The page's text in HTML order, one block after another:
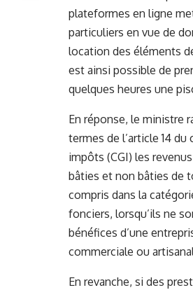
plateformes en ligne
particuliers en vue de
location des éléments
est ainsi possible de
quelques heures une
En réponse, le ministre
termes de l’article 14 du
impôts (CGI) les
bâties et non bâties de
compris dans la
fonciers, lorsqu’ils ne
bénéfices d’une
commerciale ou
En revanche, si des